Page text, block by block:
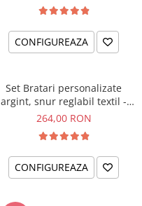
CONFIGUREAZA
Set Bratari personalizate
argint, snur reglabil textil -
Sisters Love
264,00 RON
CONFIGUREAZA